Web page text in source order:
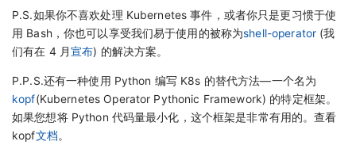
P.S.如果你不喜欢处理 Kubernetes 事件，或者你只是更习惯于使
用 Bash，你也可以享受我们易于使用的被称为shell-operator (我
们有在 4 月宣布) 的解决方案。
P.P.S.还有一种使用 Python 编写 K8s 的替代方法—一个名为
kopf(Kubernetes Operator Pythonic Framework) 的特定框架。
如果您想将 Python 代码量最小化，这个框架是非常有用的。查看
kopf文档。